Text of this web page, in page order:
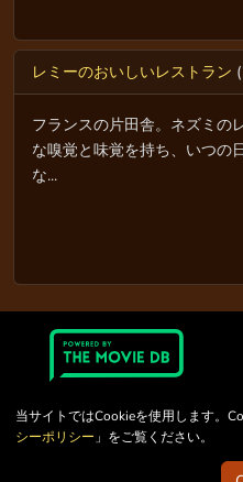
当サイトではCookieを使用します。
シーポリシー 」をご覧ください。
レミーのおいしいレストラン
フランスの片田舎。ネズミの
な嗅覚と味覚を持ち、いつの
な...